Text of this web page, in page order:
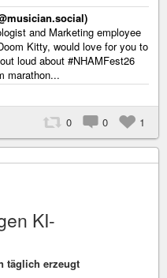
and Marketing employee
Kitty, would love for you to
loud about #NHAMFest26
marathon...
0 0 1
KI-
täglich erzeugt